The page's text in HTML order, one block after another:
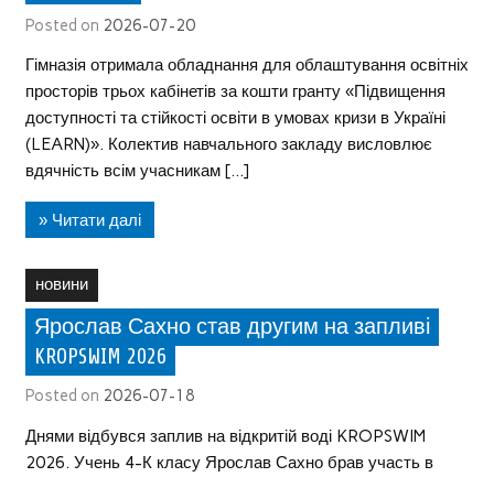
Posted on 2026-07-20
Гімназія отримала обладнання для облаштування освітніх
просторів трьох кабінетів за кошти гранту «Підвищення
доступності та стійкості освіти в умовах кризи в Україні
(LEARN)». Колектив навчального закладу висловлює
вдячність всім учасникам […]
» Читати далі
новини
Ярослав Сахно став другим на запливі
KROPSWIM 2026
Posted on 2026-07-18
Днями відбувся заплив на відкритій воді KROPSWIM
2026. Учень 4-К класу Ярослав Сахно брав участь в